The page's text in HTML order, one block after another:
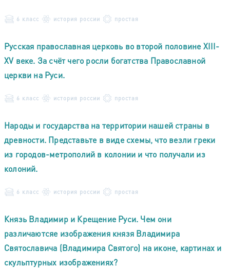
6 класс история россии простая
Русская православная церковь во второй половине XIII-
XV веке. За счёт чего росли богатства Православной
церкви на Руси.
6 класс история россии простая
Народы и государства на территории нашей страны в
древности. Представьте в виде схемы, что везли греки
из городов-метрополий в колонии и что получали из
колоний.
6 класс история россии простая
Князь Владимир и Крещение Руси. Чем они
различаютсяе изображения князя Владимира
Святославича (Владимира Святого) на иконе, картинах и
скульптурных изображениях?